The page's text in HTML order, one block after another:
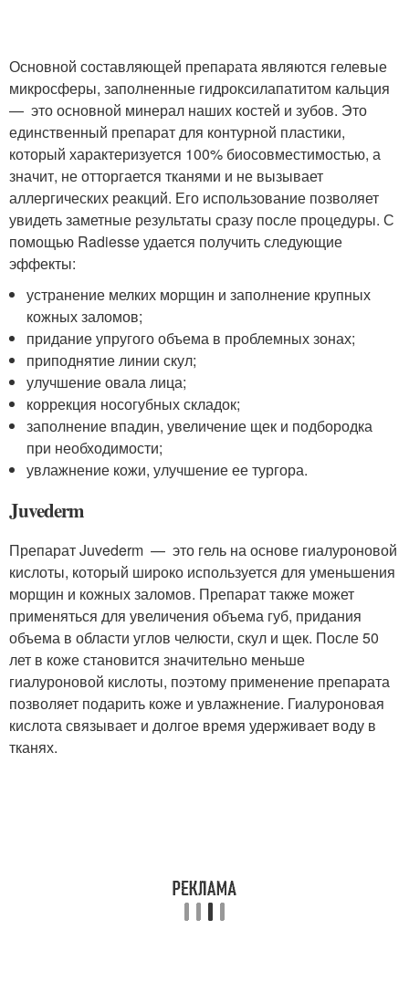
Основной составляющей препарата являются гелевые
микросферы, заполненные гидроксилапатитом кальция
— это основной минерал наших костей и зубов. Это
единственный препарат для контурной пластики,
который характеризуется 100% биосовместимостью, а
значит, не отторгается тканями и не вызывает
аллергических реакций. Его использование позволяет
увидеть заметные результаты сразу после процедуры. С
помощью Radiesse удается получить следующие
эффекты:
устранение мелких морщин и заполнение крупных
кожных заломов;
придание упругого объема в проблемных зонах;
приподнятие линии скул;
улучшение овала лица;
коррекция носогубных складок;
заполнение впадин, увеличение щек и подбородка
при необходимости;
увлажнение кожи, улучшение ее тургора.
Juvederm
Препарат Juvederm — это гель на основе гиалуроновой
кислоты, который широко используется для уменьшения
морщин и кожных заломов. Препарат также может
применяться для увеличения объема губ, придания
объема в области углов челюсти, скул и щек. После 50
лет в коже становится значительно меньше
гиалуроновой кислоты, поэтому применение препарата
позволяет подарить коже и увлажнение. Гиалуроновая
кислота связывает и долгое время удерживает воду в
тканях.